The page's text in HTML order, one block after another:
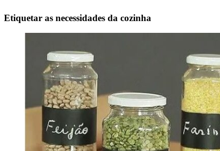
Etiquetar as necessidades da cozinha